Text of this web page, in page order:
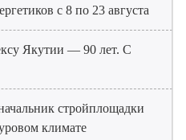
с 8 по 23 августа
Якутии — 90 лет. С
стройплощадки
климате